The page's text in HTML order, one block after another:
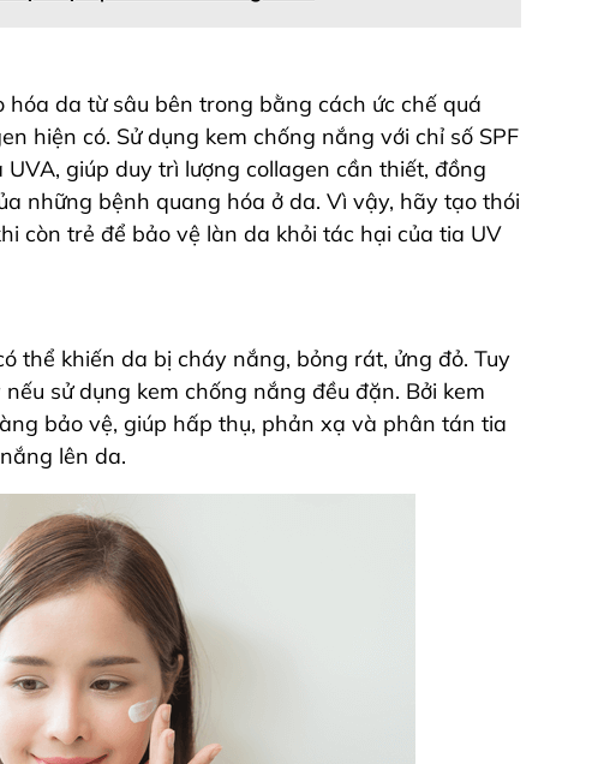
da từ sâu bên trong bằng cách ức chế quá
hiện có. Sử dụng kem chống nắng với chỉ số SPF
giúp duy trì lượng collagen cần thiết, đồng
những bệnh quang hóa ở da. Vì vậy, hãy tạo thói
còn trẻ để bảo vệ làn da khỏi tác hại của tia UV
thể khiến da bị cháy nắng, bỏng rát, ửng đỏ. Tuy
sử dụng kem chống nắng đều đặn. Bởi kem
bảo vệ, giúp hấp thụ, phản xạ và phân tán tia
lên da.